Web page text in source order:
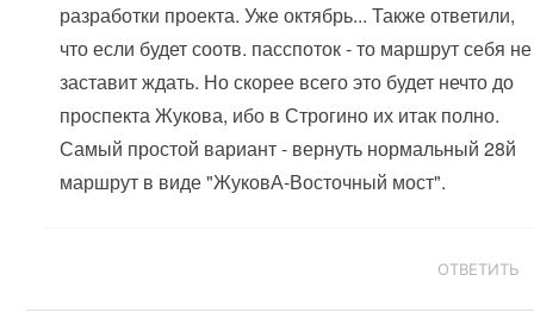
разработки проекта. Уже октябрь... Также ответили,
что если будет соотв. пасспоток - то маршрут себя не
заставит ждать. Но скорее всего это будет нечто до
проспекта Жукова, ибо в Строгино их итак полно.
Самый простой вариант - вернуть нормальный 28й
маршрут в виде "ЖуковА-Восточный мост".
ОТВЕТИТЬ